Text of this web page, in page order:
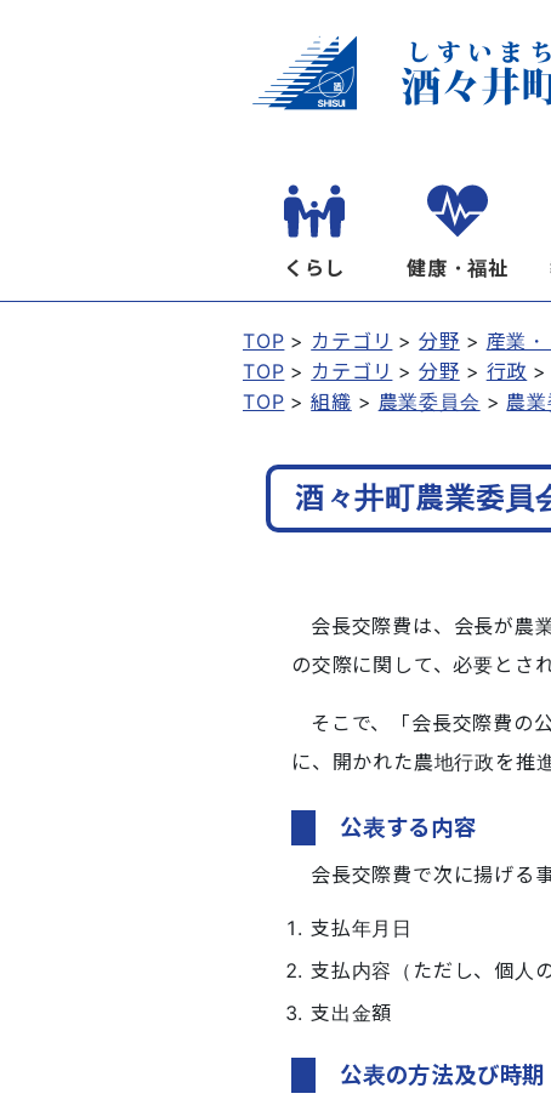
くらし 健康・福祉
TOP カテゴリ 分野 産業・
TOP
カテゴリ 分野 行政
TOP
組織 農業委員会 農
酒々井町農業委員
会長交際費は、会長が農
の交際に関して、必要とさ
そこで、「会長交際費の
に、開かれた農地行政を推
公表する内容
会長交際費で次に揚げる
支払年月日
支払内容（ただし、個人
支出金額
公表の方法及び時期